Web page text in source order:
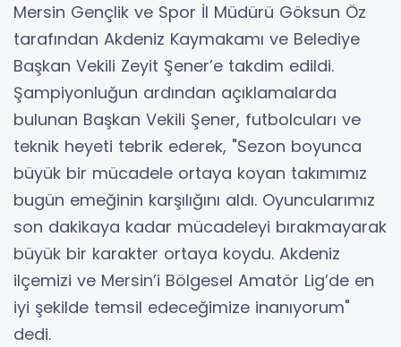
Mersin Gençlik ve Spor İl Müdürü Göksun Öz
tarafından Akdeniz Kaymakamı ve Belediye
Başkan Vekili Zeyit Şener’e takdim edildi.
Şampiyonluğun ardından açıklamalarda
bulunan Başkan Vekili Şener, futbolcuları ve
teknik heyeti tebrik ederek, "Sezon boyunca
büyük bir mücadele ortaya koyan takımımız
bugün emeğinin karşılığını aldı. Oyuncularımız
son dakikaya kadar mücadeleyi bırakmayarak
büyük bir karakter ortaya koydu. Akdeniz
ilçemizi ve Mersin’i Bölgesel Amatör Lig’de en
iyi şekilde temsil edeceğimize inanıyorum"
dedi.